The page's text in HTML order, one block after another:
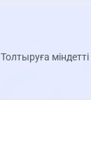
Толтыруға